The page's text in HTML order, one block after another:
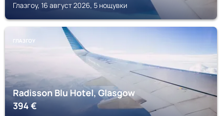
Глазгоу, 16 август 2026, 5 нощувки
ГЛАЗГОУ
Radisson Blu Hotel, Glasgow
394€